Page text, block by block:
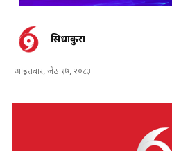
सिधाकुरा
आइतबार, जेठ १७, २०८३